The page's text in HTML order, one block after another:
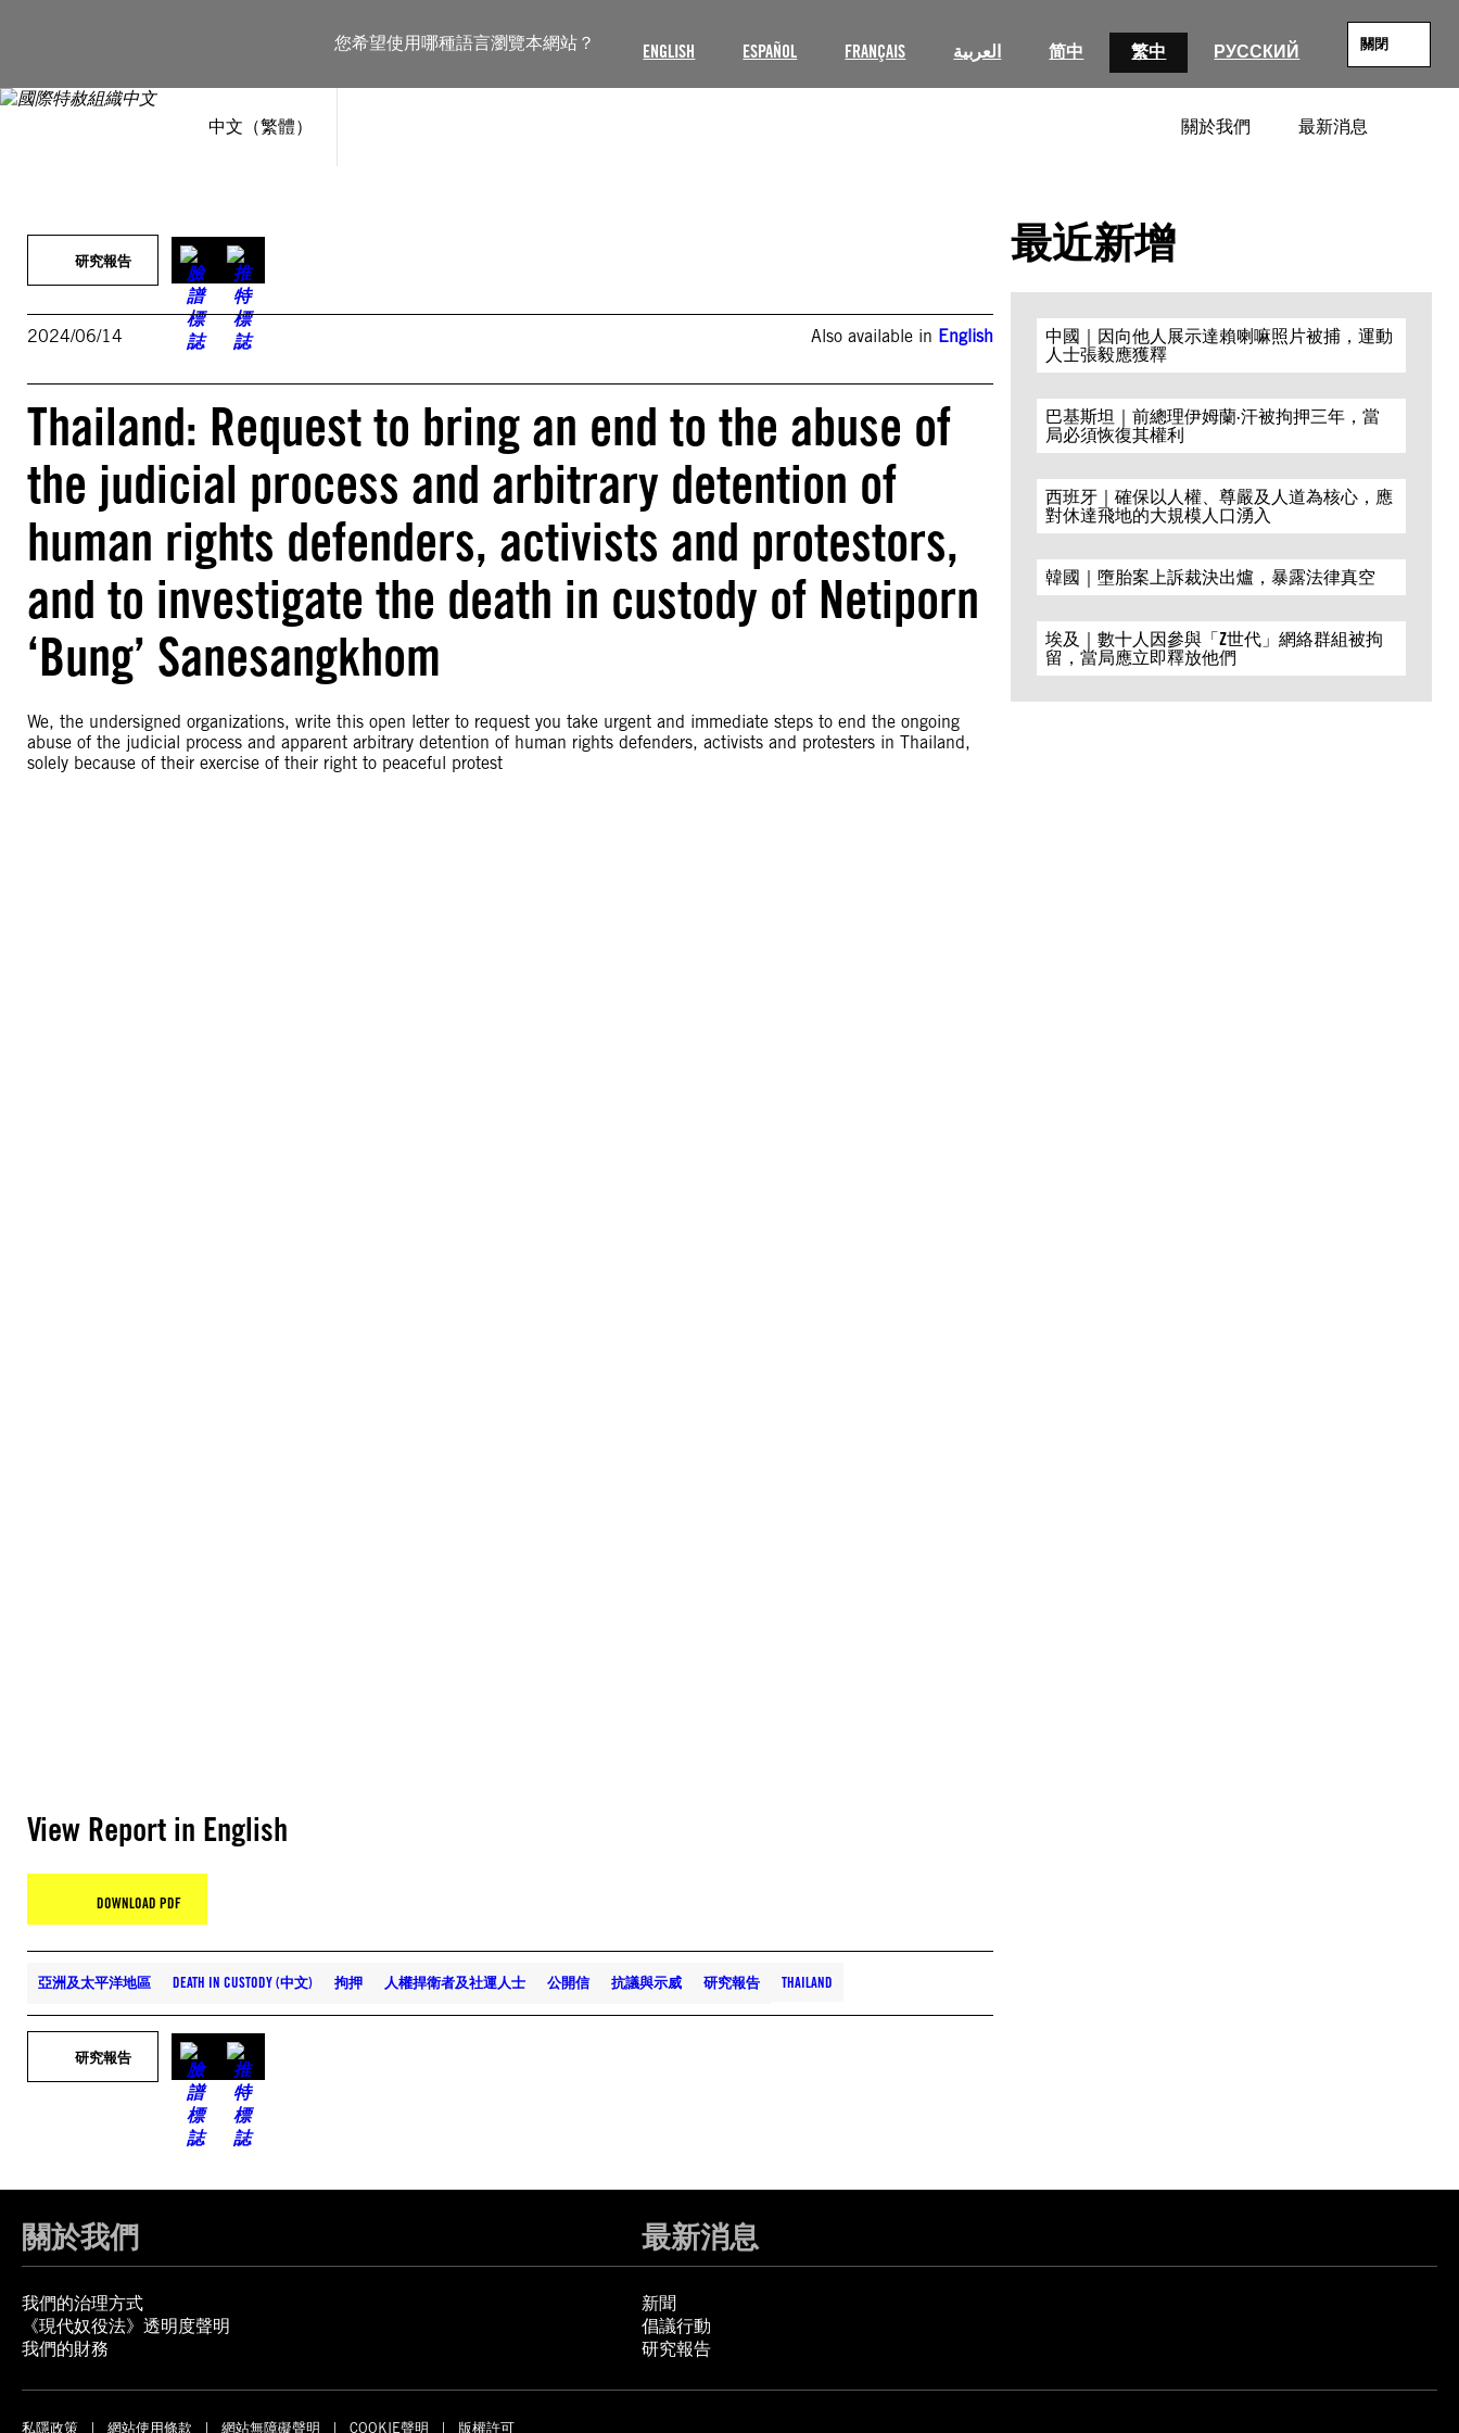
您希望使用哪種語言瀏覽本網站？ ENGLISH ESPAÑOL FRANÇAIS العربية 简中 繁中 РУССКИЙ 關閉
中文（繁體） 關於我們 最新消息
內
研究報告
2024/06/14 Also available in English
Thailand: Request to bring an end to the abuse of
the judicial process and arbitrary detention of
human rights defenders, activists and protestors,
and to investigate the death in custody of Netiporn
‘Bung’ Sanesangkhom
We, the undersigned organizations, write this open letter to request you take urgent and immediate steps to end the ongoing
abuse of the judicial process and apparent arbitrary detention of human rights defenders, activists and protesters in Thailand,
solely because of their exercise of their right to peaceful protest
View Report in English
DOWNLOAD PDF
亞洲及太平洋地區 DEATH IN CUSTODY (中文) 拘押 人權捍衛者及社運人士 公開信 抗議與示威 研究報告 THAILAND
研究報告
最近新增
中國｜因向他人展示達賴喇嘛照片被捕，運動
人士張毅應獲釋
巴基斯坦｜前總理伊姆蘭·汗被拘押三年，當
局必須恢復其權利
西班牙｜確保以人權、尊嚴及人道為核心，應
對休達飛地的大規模人口湧入
韓國｜墮胎案上訴裁決出爐，暴露法律真空
埃及｜數十人因參與「Z世代」網絡群組被拘
留，當局應立即釋放他們
關於我們
我們的治理方式
《現代奴役法》透明度聲明
我們的財務
最新消息
新聞
倡議行動
研究報告
私隱政策 網站使用條款 網站無障礙聲明 COOKIE聲明 版權許可